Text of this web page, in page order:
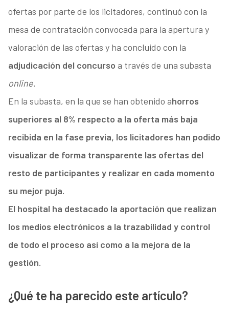
ofertas por parte de los licitadores, continuó con la
mesa de contratación convocada para la apertura y
valoración de las ofertas y ha concluido con la
adjudicación del concurso a través de una subasta
online.
En la subasta, en la que se han obtenido ahorros
superiores al 8% respecto a la oferta más baja
recibida en la fase previa, los licitadores han podido
visualizar de forma transparente las ofertas del
resto de participantes y realizar en cada momento
su mejor puja.
El hospital ha destacado la aportación que realizan
los medios electrónicos a la trazabilidad y control
de todo el proceso así como a la mejora de la
gestión.
¿Qué te ha parecido este artículo?